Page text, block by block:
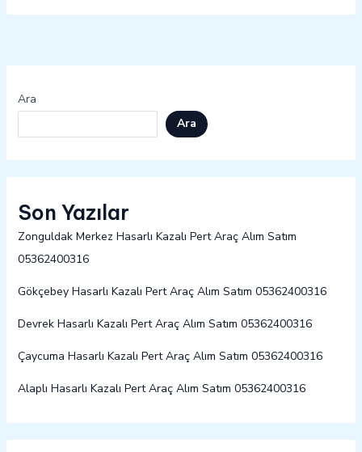
Ara
Ara
Son Yazılar
Zonguldak Merkez Hasarlı Kazalı Pert Araç Alım Satım
05362400316
Gökçebey Hasarlı Kazalı Pert Araç Alım Satım 05362400316
Devrek Hasarlı Kazalı Pert Araç Alım Satım 05362400316
Çaycuma Hasarlı Kazalı Pert Araç Alım Satım 05362400316
Alaplı Hasarlı Kazalı Pert Araç Alım Satım 05362400316